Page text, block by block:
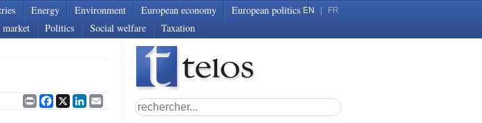
Energy Environment European economy
European politics
market Politics Social welfare Taxation
EN FR
PrintFacebook
X LinkedIn
Email